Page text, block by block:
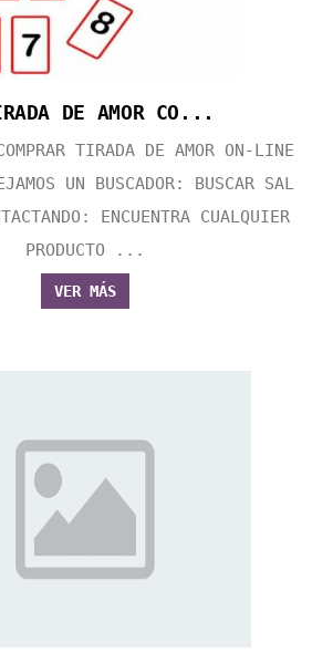
DE AMOR CO...
TIRADA DE AMOR ON-LINE
UN BUSCADOR: BUSCAR SAL
ENCUENTRA CUALQUIER
PRODUCTO ...
VER MÁS